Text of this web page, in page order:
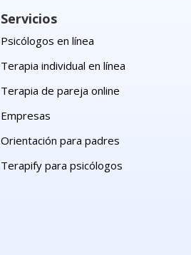
Servicios
Psicólogos en línea
Terapia individual en línea
Terapia de pareja online
Empresas
Orientación para padres
Terapify para psicólogos